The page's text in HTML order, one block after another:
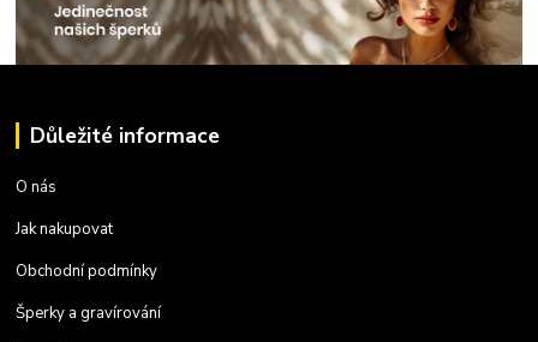
Důležité informace
O nás
Jak nakupovat
Obchodní podmínky
Šperky a gravírování